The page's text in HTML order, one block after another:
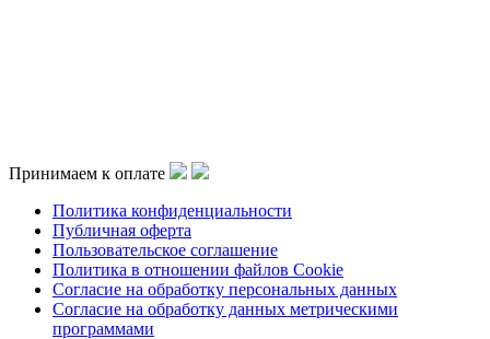
Принимаем к оплате
Политика конфиденциальности
Публичная оферта
Пользовательское соглашение
Политика в отношении файлов Cookie
Согласие на обработку персональных данных
Согласие на обработку данных метрическими
программами